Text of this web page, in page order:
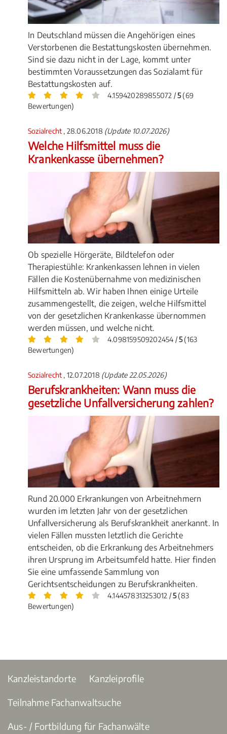
In Deutschland müssen die Angehörigen eines
Verstorbenen die Bestattungskosten übernehmen.
Sind sie dazu nicht in der Lage, kommt unter
bestimmten Voraussetzungen das Sozialamt für
Bestattungskosten auf.
4.159420289855072 /5(69
Bewertungen)
Sozialrecht , 28.06.2018 (Update 10.07.2026)
Welche Hilfsmittel muss die
Krankenkasse übernehmen?
Ob spezielle Hörgeräte, Bildtelefon oder
Therapiestühle: Krankenkassen lehnen in vielen
Fällen die Kostenübernahme von medizinischen
Hilfsmitteln ab. Wir haben Ihnen einige Urteile
zusammengestellt, die zeigen, welche Hilfsmittel
von der gesetzlichen Krankenkasse übernommen
werden müssen, und welche nicht.
4.098159509202454 /5(163
Bewertungen)
Sozialrecht , 12.07.2018 (Update 22.05.2026)
Berufskrankheiten: Wann muss die
gesetzliche Unfallversicherung zahlen?
Rund 20.000 Erkrankungen von Arbeitnehmern
wurden im letzten Jahr von der gesetzlichen
Unfallversicherung als Berufskrankheit anerkannt. In
vielen Fällen mussten letztlich die Gerichte
entscheiden, ob die Erkrankung des Arbeitnehmers
ihren Ursprung im Arbeitsumfeld hatte. Hier finden
Sie eine umfassende Sammlung von
Gerichtsentscheidungen zu Berufskrankheiten.
4.144578313253012 /5(83
Bewertungen)
Kanzleistandorte Kanzleiprofile
Teilnahme Fachanwaltsuche
Aus- / Fortbildung für Fachanwälte